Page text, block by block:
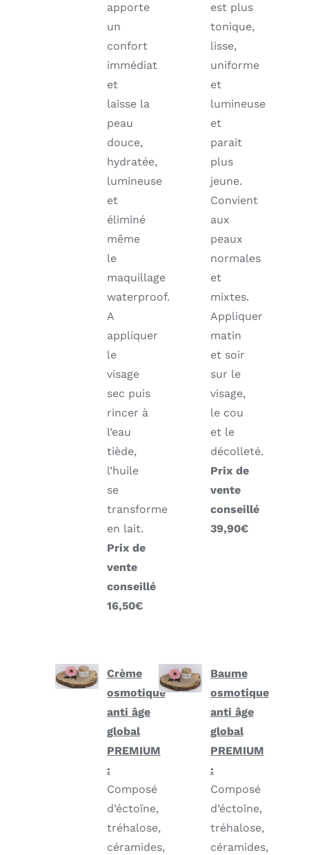
apporte
un
confort
immédiat
et
laisse la
peau
douce,
hydratée,
lumineuse
et
éliminé
même
le
maquillage
waterproof.
A
appliquer
le
visage
sec puis
rincer à
l’eau
tiède,
l’huile
se
transforme
en lait.
Prix de
vente
conseillé
16,50€
est plus
tonique,
lisse,
uniforme
et
lumineuse
et
parait
plus
jeune.
Convient
aux
peaux
normales
et
mixtes.
Appliquer
matin
et soir
sur le
visage,
le cou
et le
décolleté.
Prix de
vente
conseillé
39,90€
Crème
osmotique
anti âge
global
PREMIUM
:
Composé
d’éctoïne,
tréhalose,
céramides,
Baume
osmotique
anti âge
global
PREMIUM
:
Composé
d’éctoïne,
tréhalose,
céramides,